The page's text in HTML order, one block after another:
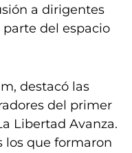
a dirigentes
del espacio
destacó las
del primer
Libertad Avanza.
los que formaron